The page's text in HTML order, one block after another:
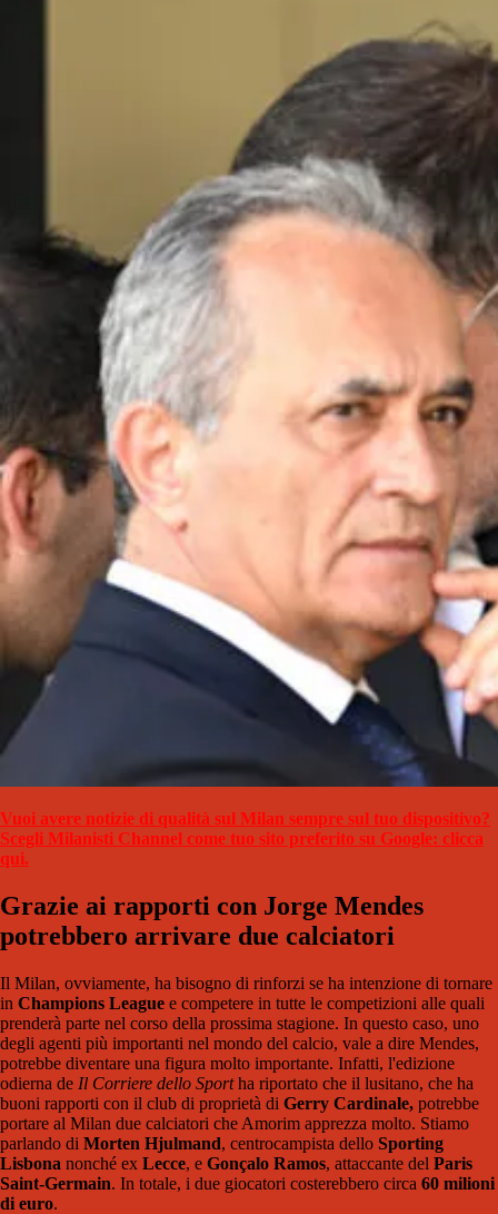
Vuoi avere notizie di qualità sul Milan sempre sul tuo dispositivo?
Scegli Milanisti Channel come tuo sito preferito su Google: clicca
qui.
Grazie ai rapporti con Jorge Mendes
potrebbero arrivare due calciatori
Il Milan, ovviamente, ha bisogno di rinforzi se ha intenzione di tornare
in Champions League e competere in tutte le competizioni alle quali
prenderà parte nel corso della prossima stagione. In questo caso, uno
degli agenti più importanti nel mondo del calcio, vale a dire Mendes,
potrebbe diventare una figura molto importante. Infatti, l'edizione
odierna de Il Corriere dello Sportha riportato che il lusitano, che ha
buoni rapporti con il club di proprietà di Gerry Cardinale, potrebbe
portare al Milan due calciatori che Amorim apprezza molto. Stiamo
parlando di Morten Hjulmand, centrocampista dello Sporting
Lisbona nonché ex Lecce, e Gonçalo Ramos, attaccante del Paris
Saint-Germain. In totale, i due giocatori costerebbero circa 60 milioni
di euro.